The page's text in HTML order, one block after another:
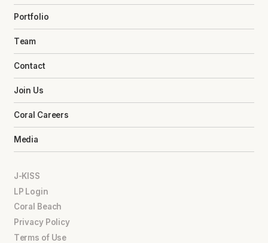
Portfolio
Team
Contact
Join Us
Coral Careers
Media
J-KISS
LP Login
Coral Beach
Privacy Policy
Terms of Use